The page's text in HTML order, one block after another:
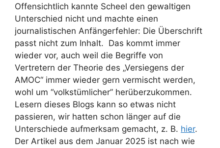
Offensichtlich kannte Scheel den gewaltigen
Unterschied nicht und machte einen
journalistischen Anfängerfehler: Die Überschrift
passt nicht zum Inhalt. Das kommt immer
wieder vor, auch weil die Begriffe von
Vertretern der Theorie des „Versiegens der
AMOC“ immer wieder gern vermischt werden,
wohl um “volkstümlicher” herüberzukommen.
Lesern dieses Blogs kann so etwas nicht
passieren, wir hatten schon länger auf die
Unterschiede aufmerksam gemacht, z. B. hier.
Der Artikel aus dem Januar 2025 ist nach wie